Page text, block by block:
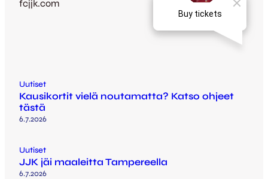
fcjjk.com
Uutiset
Kausikortit vielä noutamatta? Katso ohjeet
tästä
6.7.2026
Uutiset
JJK jäi maaleitta Tampereella
6.7.2026